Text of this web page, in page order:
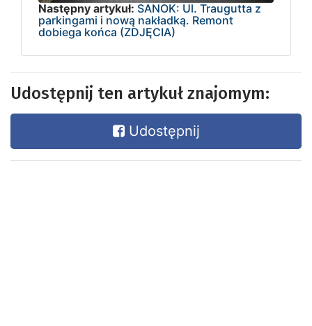
Następny artykuł: SANOK: Ul. Traugutta z
parkingami i nową nakładką. Remont
dobiega końca (ZDJĘCIA)
Udostępnij ten artykuł znajomym:
Udostępnij